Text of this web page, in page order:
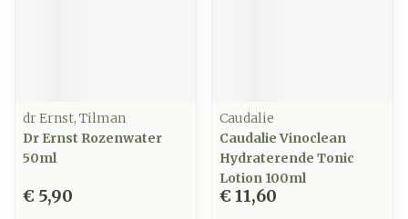
dr Ernst, Tilman
Dr Ernst Rozenwater
50ml
€ 5,90
Caudalie
Caudalie Vinoclean
Hydraterende Tonic
Lotion 100ml
€ 11,60